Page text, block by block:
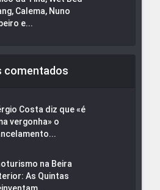
Calema, Nuno
e...
comentados
Costa diz que «é
vergonha» o
na Beira
As Quintas